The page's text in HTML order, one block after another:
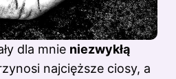
dla mnie niezwykłą
najcięższe ciosy, a